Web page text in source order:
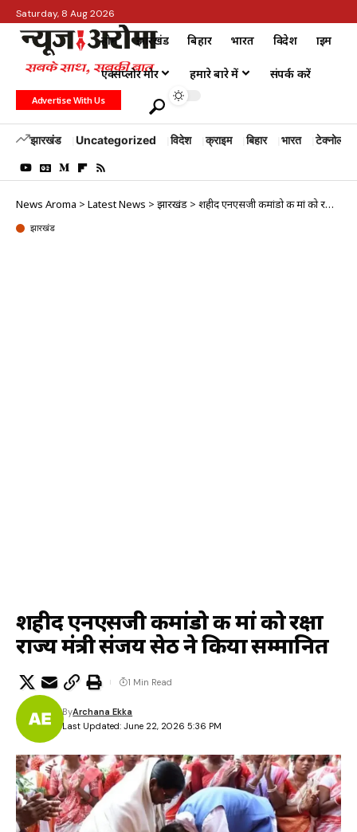
Saturday, 8 Aug 2026
होम झारखंड बिहार भारत विदेश क्राइम
एक्सप्लोर मोर हमारे बारे में संपर्क करें
Advertise With Us
झारखंड Uncategorized विदेश क्राइम बिहार भारत टेक्नोलॉजी
News Aroma > Latest News > झारखंड > शहीद एनएसजी कमांडो की मां को रक्षा राज्य मंत्री संजय सेठ ने किया सम्मानित
झारखंड
शहीद एनएसजी कमांडो की मां को रक्षा
राज्य मंत्री संजय सेठ ने किया सम्मानित
Last Updated: June 22, 2026 5:36 PM
ByArchana Ekka
1 Min Read